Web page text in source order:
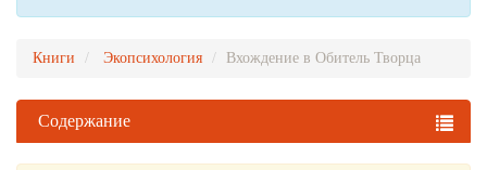
Книги Экопсихология Вхождение в Обитель Творца
Содержание